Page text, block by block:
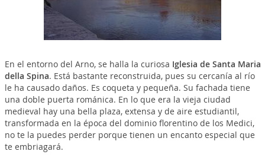
En el entorno del Arno, se halla la curiosa Iglesia de Santa Maria
della Spina. Está bastante reconstruida, pues su cercanía al río
le ha causado daños. Es coqueta y pequeña. Su fachada tiene
una doble puerta románica. En lo que era la vieja ciudad
medieval hay una bella plaza, extensa y de aire estudiantil,
transformada en la época del dominio florentino de los Medici,
no te la puedes perder porque tienen un encanto especial que
te embriagará.